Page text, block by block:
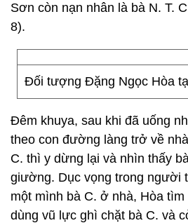
Sơn còn nạn nhân là bà N. T.
8).
Đối tượng Đặng Ngọc Hòa
Đêm khuya, sau khi đã uống
theo con đường làng trở về
C. thì y dừng lại và nhìn thấy
giường. Dục vọng trong người
một mình bà C. ở nhà, Hòa tìm
dùng vũ lực ghì chặt bà C. và